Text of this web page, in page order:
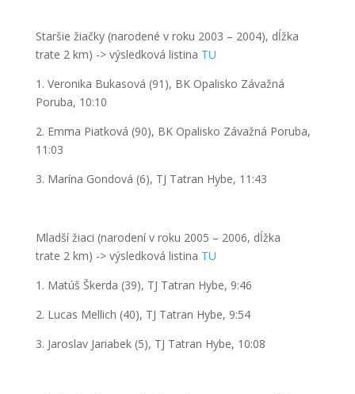
Staršie žiačky (narodené v roku 2003 – 2004), dĺžka
trate 2 km) -> výsledková listina TU
1. Veronika Bukasová (91), BK Opalisko Závažná
Poruba, 10:10
2. Emma Piatková (90), BK Opalisko Závažná Poruba,
11:03
3. Marína Gondová (6), TJ Tatran Hybe, 11:43
Mladší žiaci (narodení v roku 2005 – 2006, dĺžka
trate 2 km) -> výsledková listina TU
1. Matúš Škerda (39), TJ Tatran Hybe, 9:46
2. Lucas Mellich (40), TJ Tatran Hybe, 9:54
3. Jaroslav Jariabek (5), TJ Tatran Hybe, 10:08